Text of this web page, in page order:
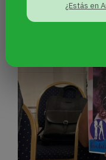
¿Estás en